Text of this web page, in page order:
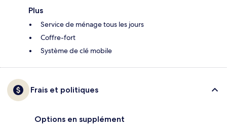
Plus
Service de ménage tous les jours
Coffre-fort
Système de clé mobile
Frais et politiques
Options en supplément